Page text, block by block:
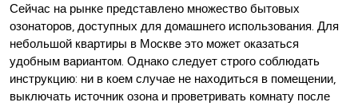
Сейчас на рынке представлено множество бытовых
озонаторов, доступных для домашнего использования. Для
небольшой квартиры в Москве это может оказаться
удобным вариантом. Однако следует строго соблюдать
инструкцию: ни в коем случае не находиться в помещении,
выключать источник озона и проветривать комнату после